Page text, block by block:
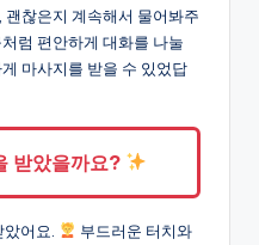
찮은지 계속해서 물어봐주
럼 편안하게 대화를 나눌
마사지를 받을 수 있었답
받았을까요?
어요.
부드러운 터치와